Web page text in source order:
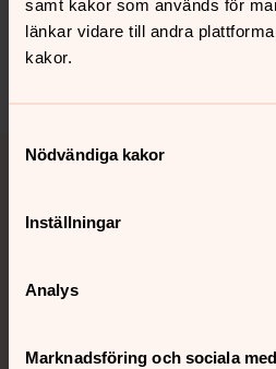
samt kakor som används för
länkar vidare till andra
kakor.
Nödvändiga kakor
Inställningar
Analys
Marknadsföring och sociala
Dela
Tillbaka till toppen
Tillbaka till innehållet